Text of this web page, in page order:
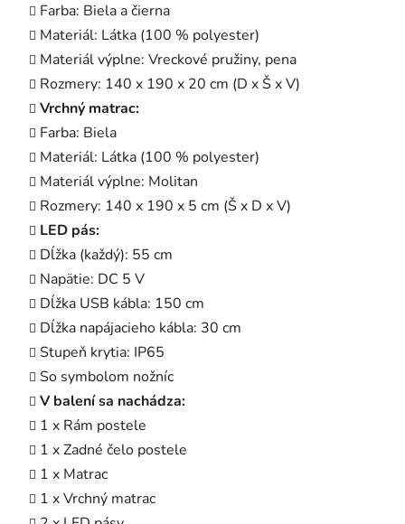
Farba: Biela a čierna
Materiál: Látka (100 % polyester)
Materiál výplne: Vreckové pružiny, pena
Rozmery: 140 x 190 x 20 cm (D x Š x V)
Vrchný matrac:
Farba: Biela
Materiál: Látka (100 % polyester)
Materiál výplne: Molitan
Rozmery: 140 x 190 x 5 cm (Š x D x V)
LED pás:
Dĺžka (každý): 55 cm
Napätie: DC 5 V
Dĺžka USB kábla: 150 cm
Dĺžka napájacieho kábla: 30 cm
Stupeň krytia: IP65
So symbolom nožníc
V balení sa nachádza:
1 x Rám postele
1 x Zadné čelo postele
1 x Matrac
1 x Vrchný matrac